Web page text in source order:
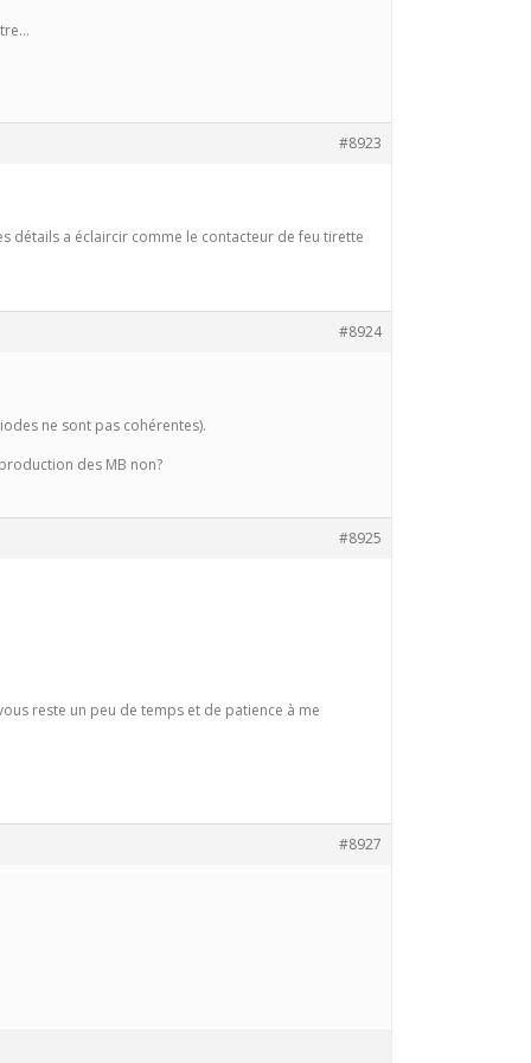
#8923
détails a éclaircir comme le contacteur de feu tirette
#8924
ne sont pas cohérentes).
des MB non?
#8925
reste un peu de temps et de patience à me
#8927